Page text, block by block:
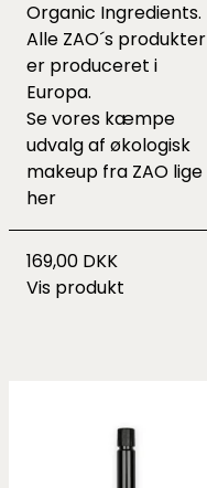
Organic Ingredients.
Alle ZAO´s produkter
er produceret i
Europa.
Se vores kæmpe
udvalg af økologisk
makeup fra ZAO lige
her
169,00 DKK
Vis produkt